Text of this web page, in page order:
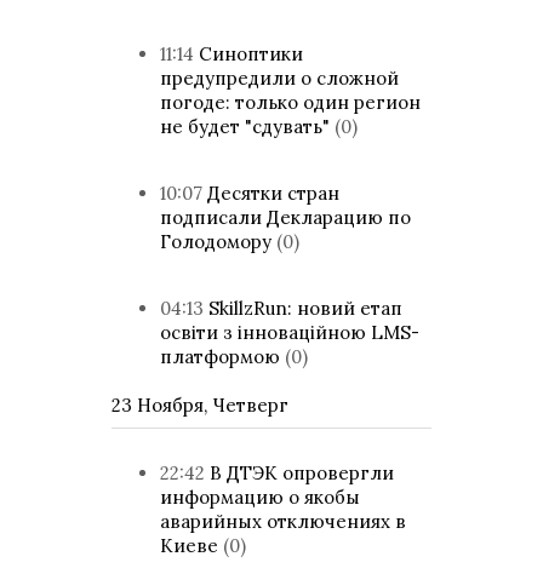
11:14 Синоптики
предупредили о сложной
погоде: только один регион
не будет "сдувать" (0)
10:07 Десятки стран
подписали Декларацию по
Голодомору (0)
04:13 SkillzRun: новий етап
освіти з інноваційною LMS-
платформою (0)
23 Ноября, Четверг
22:42 В ДТЭК опровергли
информацию о якобы
аварийных отключениях в
Киеве (0)